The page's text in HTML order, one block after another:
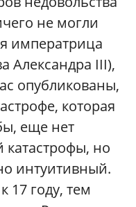
не могли
императрица
Александра III),
опубликованы,
которая
еще нет
катастрофы, но
интуитивный.
году, тем